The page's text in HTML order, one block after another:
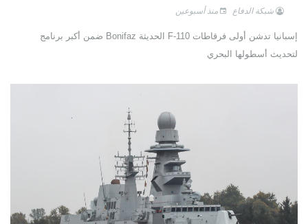
شبكة الدفاع منذ أسبوعين
إسبانيا تدشن أولى فرقاطات F-110 الحديثة Bonifaz ضمن أكبر برنامج
لتحديث أسطولها البحري